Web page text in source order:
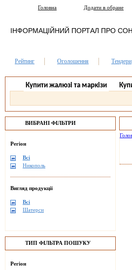
Головна Додати в обране
ІНФОРМАЦІЙНИЙ ПОРТАЛ ПРО
Рейтинг Оголошення Тендери
Купити жалюзі та маркізи
ВИБРАНІ ФІЛЬТРИ
Регіон
Всі
Никополь
Вигляд продукції
Всі
Шатерси
ТИП ФІЛЬТРА ПОШУКУ
Регіон